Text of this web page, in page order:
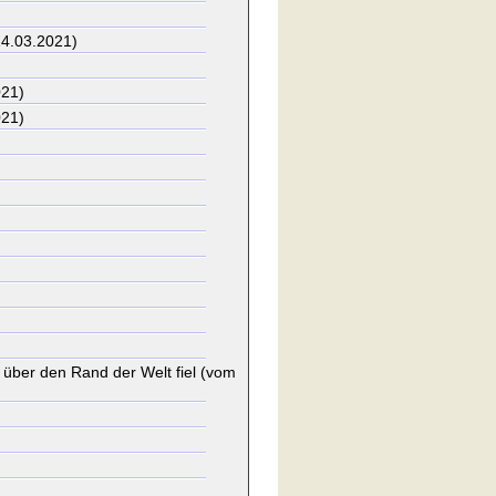
den Rand der Welt fiel (vom